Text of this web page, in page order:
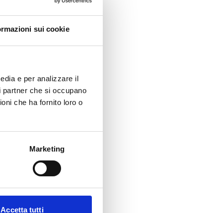
sui cookie
e per analizzare il
che si occupano
che ha fornito loro o
Marketing
Accetta tutti